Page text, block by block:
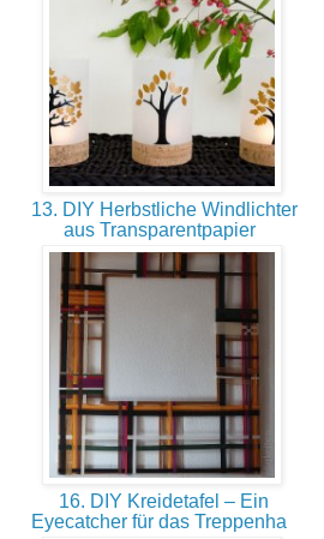
13. DIY Herbstliche Windlichter
aus Transparentpapier
16. DIY Kreidetafel – Ein
Eyecatcher für das Treppenha